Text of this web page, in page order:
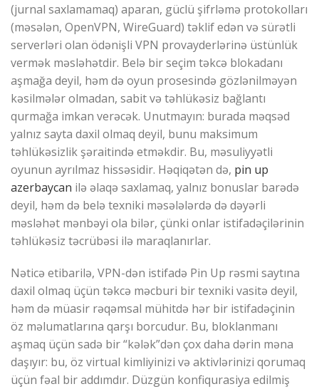
(jurnal saxlamamaq) aparan, güclü şifrləmə protokolları
(məsələn, OpenVPN, WireGuard) təklif edən və sürətli
serverləri olan ödənişli VPN provayderlərinə üstünlük
vermək məsləhətdir. Belə bir seçim təkcə blokadanı
aşmağa deyil, həm də oyun prosesində gözlənilməyən
kəsilmələr olmadan, sabit və təhlükəsiz bağlantı
qurmağa imkan verəcək. Unutmayın: burada məqsəd
yalnız sayta daxil olmaq deyil, bunu maksimum
təhlükəsizlik şəraitində etməkdir. Bu, məsuliyyətli
oyunun ayrılmaz hissəsidir. Həqiqətən də, pin up
azerbaycan ilə əlaqə saxlamaq, yalnız bonuslar barədə
deyil, həm də belə texniki məsələlərdə də dəyərli
məsləhət mənbəyi ola bilər, çünki onlar istifadəçilərinin
təhlükəsiz təcrübəsi ilə maraqlanırlar.
Nəticə etibarilə, VPN-dən istifadə Pin Up rəsmi saytına
daxil olmaq üçün təkcə məcburi bir texniki vasitə deyil,
həm də müasir rəqəmsal mühitdə hər bir istifadəçinin
öz məlumatlarına qarşı borcudur. Bu, bloklanmanı
aşmaq üçün sadə bir “kələk”dən çox daha dərin məna
daşıyır: bu, öz virtual kimliyinizi və aktivlərinizi qorumaq
üçün fəal bir addımdır. Düzgün konfiqurasiya edilmiş